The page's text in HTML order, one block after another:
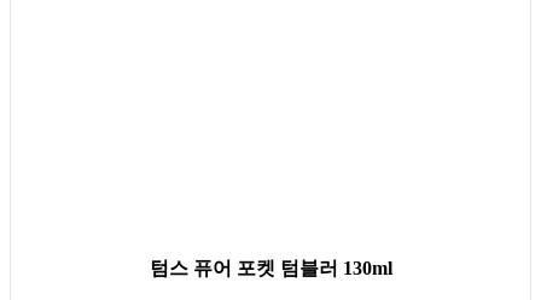
텀스 퓨어 포켓 텀블러 130ml